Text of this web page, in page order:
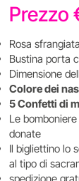
Prezzo
Rosa
Bustina porta
Dimensione
Colore dei
5 Confetti di
Le
donate
Il bigliettino lo
al tipo di